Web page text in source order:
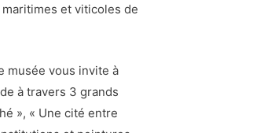
et viticoles de
musée vous invite à
à travers 3 grands
», « Une cité entre